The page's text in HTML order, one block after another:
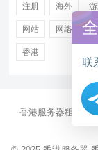
注册 海外
网站 网络
香港
香港服务器租用
联